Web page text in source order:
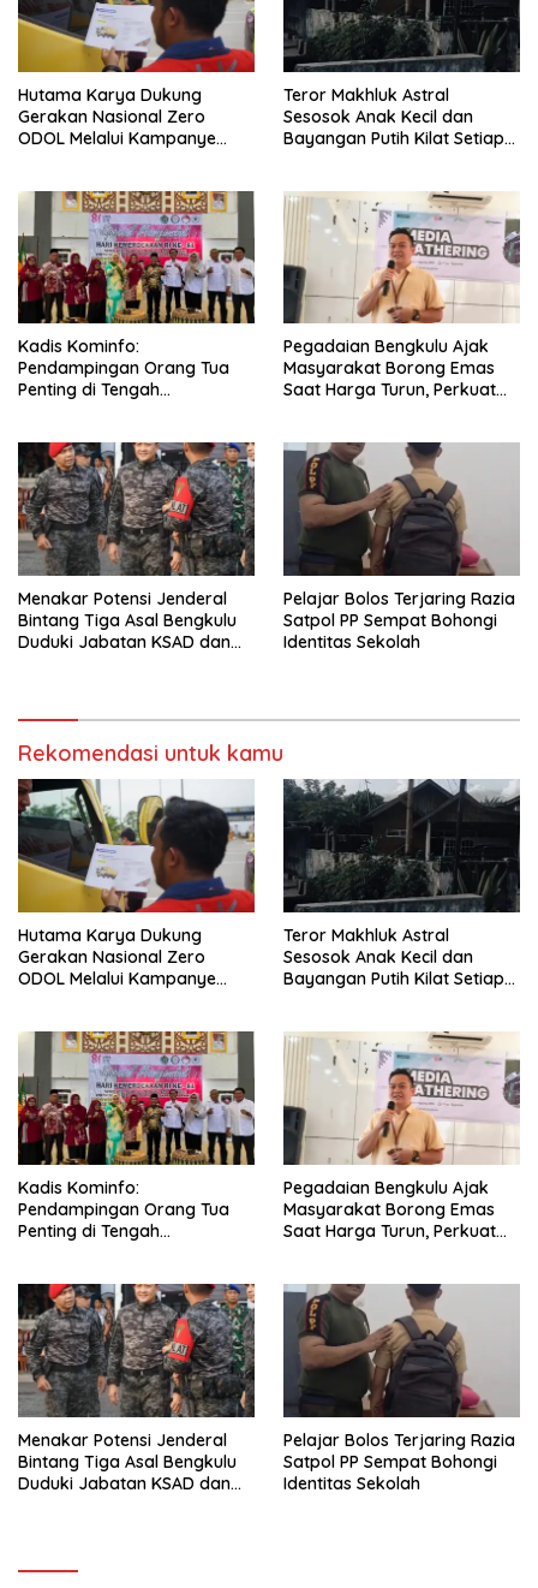
Hutama Karya Dukung
Gerakan Nasional Zero
ODOL Melalui Kampanye
Teror Makhluk Astral
Sesosok Anak Kecil dan
Bayangan Putih Kilat Setiap
Kadis Kominfo:
Pendampingan Orang Tua
Penting di Tengah
Pegadaian Bengkulu Ajak
Masyarakat Borong Emas
Saat Harga Turun, Perkuat
Menakar Potensi Jenderal
Bintang Tiga Asal Bengkulu
Duduki Jabatan KSAD dan
Pelajar Bolos Terjaring Razia
Satpol PP Sempat Bohongi
Identitas Sekolah
Rekomendasi untuk kamu
Hutama Karya Dukung
Gerakan Nasional Zero
ODOL Melalui Kampanye
Teror Makhluk Astral
Sesosok Anak Kecil dan
Bayangan Putih Kilat Setiap
Kadis Kominfo:
Pendampingan Orang Tua
Penting di Tengah
Pegadaian Bengkulu Ajak
Masyarakat Borong Emas
Saat Harga Turun, Perkuat
Menakar Potensi Jenderal
Bintang Tiga Asal Bengkulu
Duduki Jabatan KSAD dan
Pelajar Bolos Terjaring Razia
Satpol PP Sempat Bohongi
Identitas Sekolah